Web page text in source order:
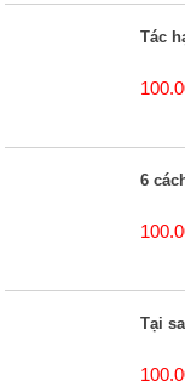
Tác
6
Tại